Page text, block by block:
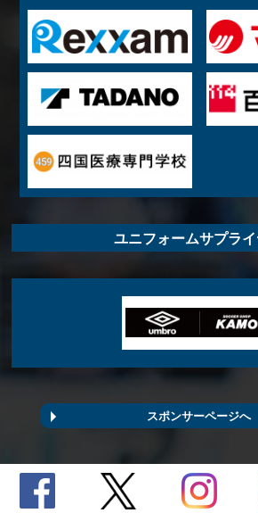
ユニフォームサプラ
スポンサーページへ